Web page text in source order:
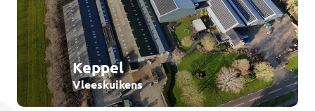
Keppel
Vleeskuikens